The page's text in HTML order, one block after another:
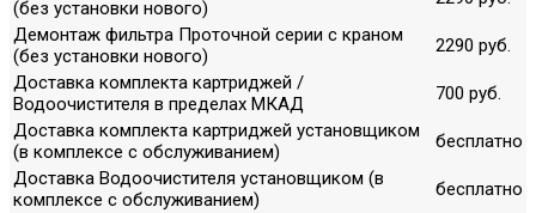
(без установки нового)
Демонтаж фильтра Проточной серии с краном
(без установки нового)
2290 руб.
Доставка комплекта картриджей /
Водоочистителя в пределах МКАД
700 руб.
Доставка комплекта картриджей установщиком
(в комплексе с обслуживанием)
бесплатно
Доставка Водоочистителя установщиком (в
комплексе с обслуживанием)
бесплатно